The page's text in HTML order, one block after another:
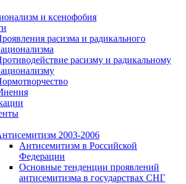
и ксенофобия
расизма и радикального
расизму и радикальному
2003-2006
Антисемитизм в Российской
Федерации
Основные тенденции проявлений
антисемитизма в государствах СНГ